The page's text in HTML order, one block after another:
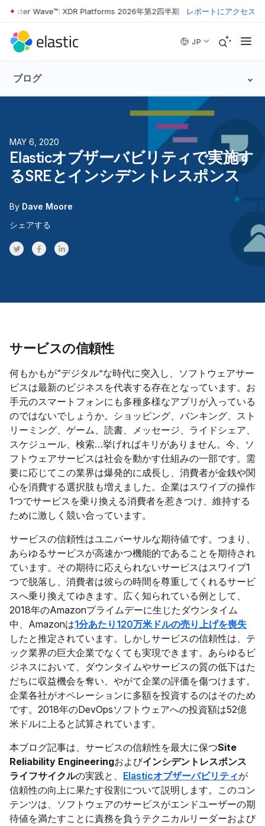
Skip to main content
Wave™: XDR Platforms 2026年第2四半期 • The Forrester Wave™:
レポートにアクセス
JP
ブログ
MAY 6, 2020
Elasticオブザーバビリティで実施す
るSREとインシデントレスポンス
By Dave Moore
シェアする
Share on Twitter
Share on Facebook
Share on LinkedInr
サービスの信頼性
何もかもが“デジタル”な時代に突入し、ソフトウェアサー
ビスは最新のビジネスを代表する存在となっています。お
手元のスマートフォンにも多種多様なアプリが入っている
のではないでしょうか。ショッピング、バンキング、スト
リーミング、ゲーム、読書、メッセージ、ライドシェア、
スケジュール、検索…挙げればキリがありません。今、ソ
フトウェアサービスは社会を動かす仕組みの一部です。需
要に応じてこの業界は爆発的に成長し、消費者が金銭や関
心を消費する選択肢も増えました。企業はスワイプの操作
1つでサービスを乗り換える消費者を惹きつけ、維持する
ために激しく競い合っています。
サービスの信頼性はユニバーサルな期待値です。つまり、
あらゆるサービスが高速かつ機能的であることを期待され
ています。その期待に応えられないサービスはスワイプ1
つで脱落し、消費者は彼らの時間を尊重してくれるサービ
スへ乗り換えてゆきます。広く知られている例として、
2018年のAmazonプライムデーに生じたダウンタイム
中、Amazonは1分あたり120万米ドルの売り上げを喪失
したと推定されています。しかしサービスの信頼性は、テ
ック業界の巨大企業でなくても実現できます。あらゆるビ
ジネスにおいて、ダウンタイムやサービスの質の低下はた
だちに収益機会を奪い、やがて企業の評価を傷つけます。
企業各社がオペレーションに多額を投資するのはそのため
です。2018年のDevOpsソフトウェアへの投資額は52億
米ドルに上ると試算されています。
本ブログ記事は、サービスの信頼性を最大に保つSite
Reliability Engineeringおよびインシデントレスポンス
ライフサイクルの実践と、 Elasticオブザーバビリティが
信頼性の向上に果たす役割について説明します。このコン
テンツは、ソフトウェアのサービスがエンドユーザーの期
待値を満たすことに責務を負うテクニカルリーダーおよび